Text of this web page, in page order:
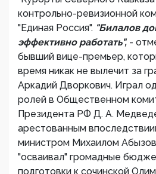
контрольно-ревизионной
"Единая Россия". "Билалов
эффективно работать", -
бывший вице-премьер,
время никак не вылечит за
Аркадий Дворкович. Играл
ролей в Общественном
Президента РФ Д. А.
арестованным
министром Михаилом
"осваивал" громадные
подготовки к сочинской